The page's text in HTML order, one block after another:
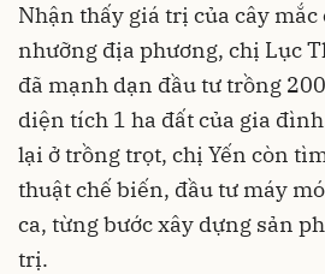
Nhận thấy giá trị của cây
nhưỡng địa phương, chị Lục
đã mạnh dạn đầu tư trồng
diện tích 1 ha đất của gia
lại ở trồng trọt, chị Yến còn
thuật chế biến, đầu tư máy
ca, từng bước xây dựng sản
trị.